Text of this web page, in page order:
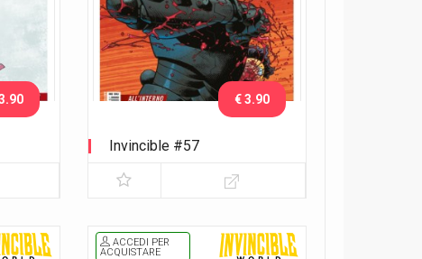
Invincible #57
€ 3.90
ACCEDI PER
ACQUISTARE